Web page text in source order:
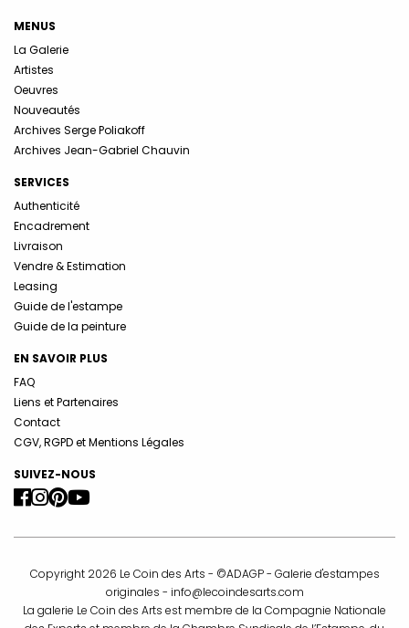
MENUS
La Galerie
Artistes
Oeuvres
Nouveautés
Archives Serge Poliakoff
Archives Jean-Gabriel Chauvin
SERVICES
Authenticité
Encadrement
Livraison
Vendre & Estimation
Leasing
Guide de l'estampe
Guide de la peinture
EN SAVOIR PLUS
FAQ
Liens et Partenaires
Contact
CGV, RGPD et Mentions Légales
SUIVEZ-NOUS
Copyright 2026 Le Coin des Arts - ©ADAGP - Galerie d'estampes
originales - info@lecoindesarts.com
La galerie Le Coin des Arts est membre de la Compagnie Nationale